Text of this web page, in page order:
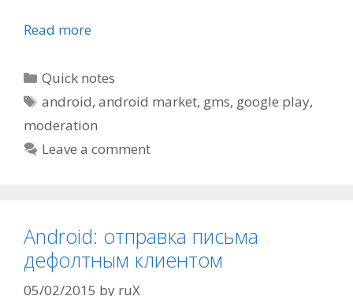
Read more
Categories
Quick notes
Tags
android,android market, gms, google play,
moderation
Leave a comment
Android: отправка письма
дефолтным клиентом
05/02/2015 by ruX